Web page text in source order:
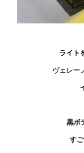
ライト
ヴェレー
黒ボ
す